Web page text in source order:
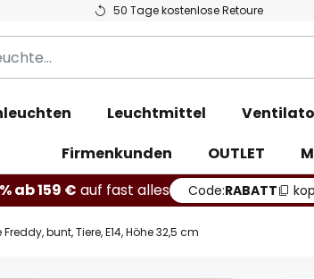
50 Tage kostenlose Retoure
Leuchtmittel
Firmenkunden
OUTLET
ab 159 € auf fast alles Code:RABATT
bunt, Tiere, E14, Höhe 32,5 cm